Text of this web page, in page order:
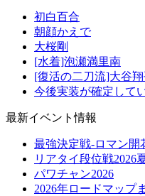
初白百合
朝顔かえで
大桜剛
[水着]泡瀬満里南
[復活の二刀流]大谷
今後実装が確定して
最新イベント情報
最強決定戦-ロマン開
リアタイ段位戦2026
パワチャン2026
2026年ロードマップ